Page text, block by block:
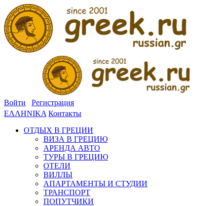
Войти
Регистрация
ΕΛΛΗΝΙΚΑ Контакты
ОТДЫХ В ГРЕЦИИ
ВИЗА В ГРЕЦИЮ
АРЕНДА АВТО
ТУРЫ В ГРЕЦИЮ
ОТЕЛИ
ВИЛЛЫ
АПАРТАМЕНТЫ И СТУДИИ
ТРАНСПОРТ
ПОПУТЧИКИ